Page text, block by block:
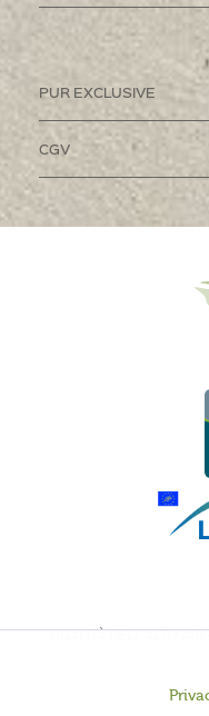
PUR EXCLUSIVE
CGV
QUALITÀ DELL'ALTO